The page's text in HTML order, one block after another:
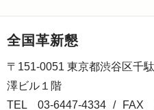
全国革新懇
〒151-0051 東京都渋谷区千
澤ビル１階
TEL 03-6447-4334 / FAX